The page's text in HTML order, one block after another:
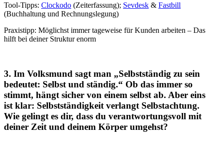
Tool-Tipps: Clockodo (Zeiterfassung); Sevdesk & Fastbill
(Buchhaltung und Rechnungslegung)
Praxistipp: Möglichst immer tageweise für Kunden arbeiten – Das
hilft bei deiner Struktur enorm
3. Im Volksmund sagt man „Selbstständig zu sein
bedeutet: Selbst und ständig.“ Ob das immer so
stimmt, hängt sicher von einem selbst ab. Aber eins
ist klar: Selbstständigkeit verlangt Selbstachtung.
Wie gelingt es dir, dass du verantwortungsvoll mit
deiner Zeit und deinem Körper umgehst?